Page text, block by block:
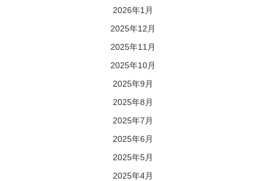
2026年1月
2025年12月
2025年11月
2025年10月
2025年9月
2025年8月
2025年7月
2025年6月
2025年5月
2025年4月